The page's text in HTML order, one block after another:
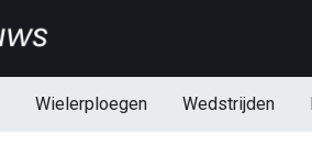
Wielerploegen Wedstrijden